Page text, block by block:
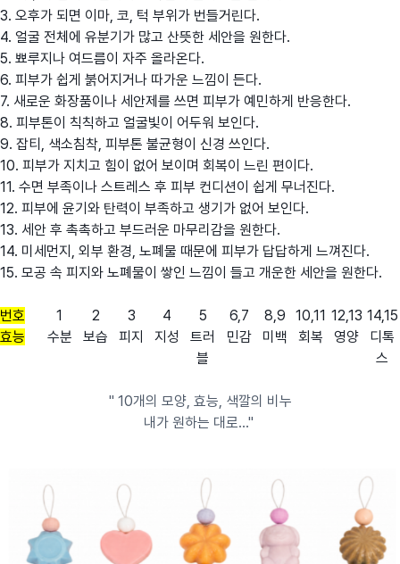
3. 오후가 되면 이마, 코, 턱 부위가 번들거린다.
4. 얼굴 전체에 유분기가 많고 산뜻한 세안을 원한다.
5. 뾰루지나 여드름이 자주 올라온다.
6. 피부가 쉽게 붉어지거나 따가운 느낌이 든다.
7. 새로운 화장품이나 세안제를 쓰면 피부가 예민하게 반응한다.
8. 피부톤이 칙칙하고 얼굴빛이 어두워 보인다.
9. 잡티, 색소침착, 피부톤 불균형이 신경 쓰인다.
10. 피부가 지치고 힘이 없어 보이며 회복이 느린 편이다.
11. 수면 부족이나 스트레스 후 피부 컨디션이 쉽게 무너진다.
12. 피부에 윤기와 탄력이 부족하고 생기가 없어 보인다.
13. 세안 후 촉촉하고 부드러운 마무리감을 원한다.
14. 미세먼지, 외부 환경, 노폐물 때문에 피부가 답답하게 느껴진다.
15. 모공 속 피지와 노폐물이 쌓인 느낌이 들고 개운한 세안을 원한다.
번호 1 2 3 4 5 6,7 8,9 10,11 12,13 14,15
효능
수분 보습 피지 지성
트러
블
민감 미백 회복 영양
디톡
스
" 10개의 모양, 효능, 색깔의 비누
내가 원하는 대로..."